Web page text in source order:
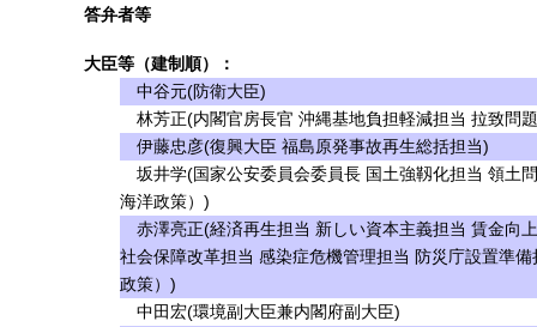
答弁者等
大臣等（建制順）：
中谷元(防衛大臣)
林芳正(内閣官房長官 沖縄基地負担軽減担当 拉致問
伊藤忠彦(復興大臣 福島原発事故再生総括担当)
坂井学(国家公安委員会委員長 国土強靱化担当 領土
海洋政策）)
赤澤亮正(経済再生担当 新しい資本主義担当 賃金向
社会保障改革担当 感染症危機管理担当 防災庁設置準
政策）)
中田宏(環境副大臣兼内閣府副大臣)